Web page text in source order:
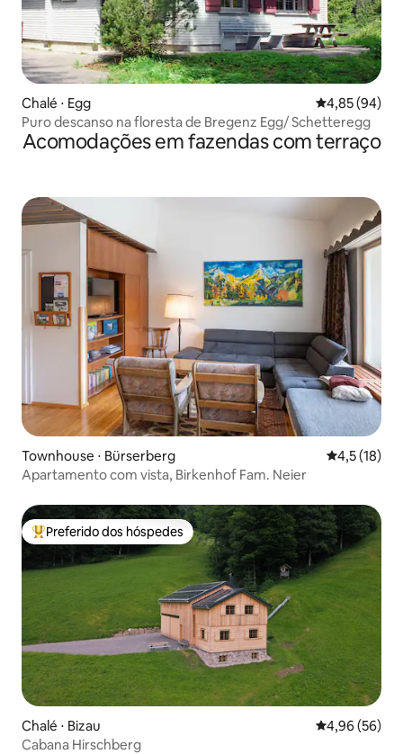
Chalé ⋅ Egg 4,85 de uma
4,85 (94)
Puro descanso na floresta de Bregenz Egg/ Schetteregg
Acomodações em fazendas com terraço
Townhouse ⋅ Bürserberg 4,5 de uma
4,5 (18)
Apartamento com vista, Birkenhof Fam. Neier
Entre os melhores preferidos dos hóspedes
Preferido dos hóspedes
Chalé ⋅ Bizau 4,96 de uma
4,96 (56)
Cabana Hirschberg